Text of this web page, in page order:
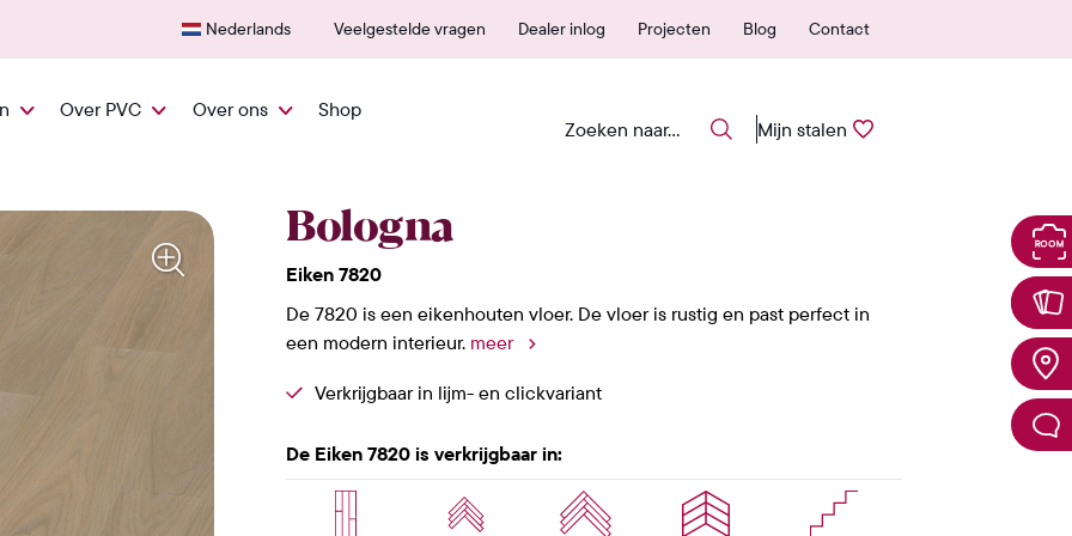
600+ erkende verkooppunten 25 jaar garantie
Nederlands Veelgestelde vragen Dealer inlog Projecten Blog Contact
Over PVC Over ons Shop
Mijn stalen
Bologna
Eiken 7820
De 7820 is een eikenhouten vloer. De vloer is rustig en past perfect in
een modern interieur. meer
Verkrijgbaar in lijm- en clickvariant
De Eiken 7820 is verkrijgbaar in: